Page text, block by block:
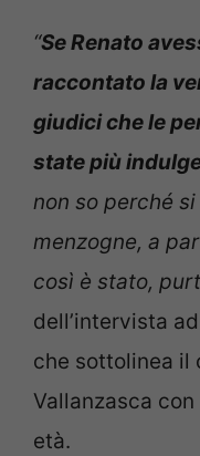
“Se Renato
raccontato la
giudici che le
state più
non so perché
menzogne, a
così è stato,
dell’intervista ad
che sottolinea il
Vallanzasca
età.